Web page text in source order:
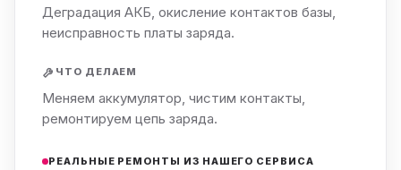
Деградация АКБ, окисление контактов базы,
неисправность платы заряда.
ЧТО ДЕЛАЕМ
Меняем аккумулятор, чистим контакты,
ремонтируем цепь заряда.
РЕАЛЬНЫЕ РЕМОНТЫ ИЗ НАШЕГО СЕРВИСА